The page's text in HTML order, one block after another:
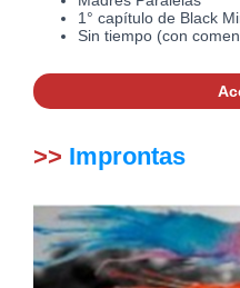
1° capítulo de Black
Sin tiempo (con
>> Improntas